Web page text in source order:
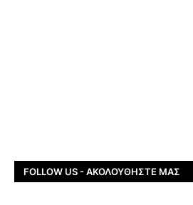
FOLLOW US - ΑΚΟΛΟΥΘΉΣΤΕ ΜΑΣ